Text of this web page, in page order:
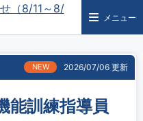
（8/11～8/
メニュー
NEW 2026/07/06 更新
能訓練指導員